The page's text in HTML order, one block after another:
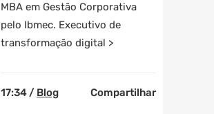
MBA em Gestão Corporativa
pelo Ibmec. Executivo de
transformação digital >
17:34 / Blog Compartilhar